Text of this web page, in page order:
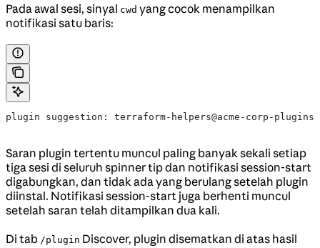
Pada awal sesi, sinyal cwd yang cocok menampilkan
notifikasi satu baris:
plugin suggestion: terraform-helpers@acme-corp-
Saran plugin tertentu muncul paling banyak sekali setiap
tiga sesi di seluruh spinner tip dan notifikasi session-start
digabungkan, dan tidak ada yang berulang setelah plugin
diinstal. Notifikasi session-start juga berhenti muncul
setelah saran telah ditampilkan dua kali.
Di tab /plugin Discover, plugin disematkan di atas hasil